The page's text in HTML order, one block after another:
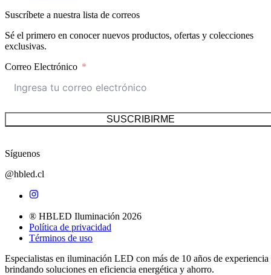
Suscríbete a nuestra lista de correos
Sé el primero en conocer nuevos productos, ofertas y colecciones
exclusivas.
Correo Electrónico
SUSCRIBIRME
Síguenos
@hbled.cl
® HBLED Iluminación 2026
Política de privacidad
Términos de uso
Especialistas en iluminación LED con más de 10 años de experiencia
brindando soluciones en eficiencia energética y ahorro.